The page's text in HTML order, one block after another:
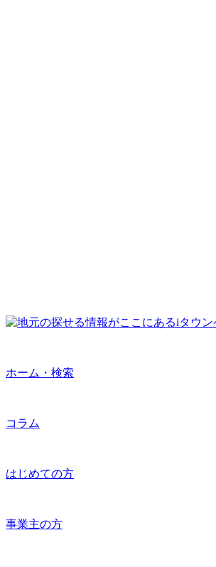
ホーム・検索
コラム
はじめての方
事業主の方